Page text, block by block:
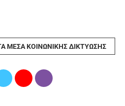
ΜΈΣΑ ΚΟΙΝΩΝΙΚΉΣ ΔΙΚΤΎΩΣΗΣ